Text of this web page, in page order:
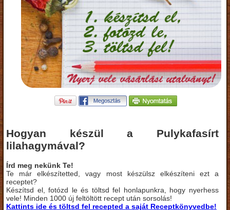
Hogyan készül a Pulykafasírt
lilahagymával?
Írd meg nekünk Te!
Te már elkészítetted, vagy most készülsz elkészíteni ezt a
receptet?
Készítsd el, fotózd le és töltsd fel honlapunkra, hogy nyerhess
vele! Minden 1000 új feltöltött recept után sorsolás!
Kattints ide és töltsd fel recepted a saját Receptkönyvedbe!